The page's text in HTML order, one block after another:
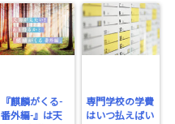
『麒麟がくる-
番外編-』は天
専門学校の学費
はいつ払えばい